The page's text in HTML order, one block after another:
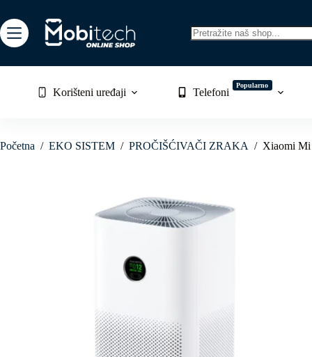
to
content
Korišteni uređaji Telefoni
Popularno
Početna / EKO SISTEM / PROČIŠĆIVAČI ZRAKA / Xiaomi Mi